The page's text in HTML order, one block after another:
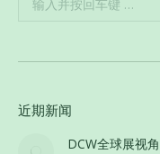
近期新闻
DCW全球展视